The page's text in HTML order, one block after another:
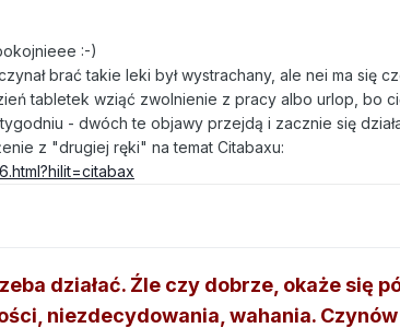
:-)
brać takie leki był wystrachany, ale nei ma się
tabletek wziąć zwolnienie z pracy albo urlop, bo
- dwóch te objawy przejdą i zacznie się
z "drugiej ręki" na temat Citabaxu:
działać. Źle czy dobrze, okaże się
niezdecydowania, wahania.